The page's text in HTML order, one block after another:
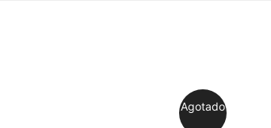
Agotado